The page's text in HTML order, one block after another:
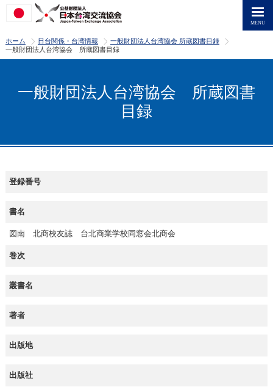
ホーム >
日台関係・台湾情報 >
一般財団法人台湾協会 所蔵図書目録
一般財団法人台湾協会 所蔵図書目録
一般財団法人台湾協会 所蔵図書
目録
登録番号
書名
図南 北商校友誌 台北商業学校同窓会北商会
巻次
叢書名
著者
出版地
出版社